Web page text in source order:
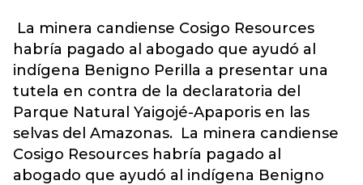
La minera candiense Cosigo Resources
habría pagado al abogado que ayudó al
indígena Benigno Perilla a presentar una
tutela en contra de la declaratoria del
Parque Natural Yaigojé-Apaporis en las
selvas del Amazonas. La minera candiense
Cosigo Resources habría pagado al
abogado que ayudó al indígena Benigno